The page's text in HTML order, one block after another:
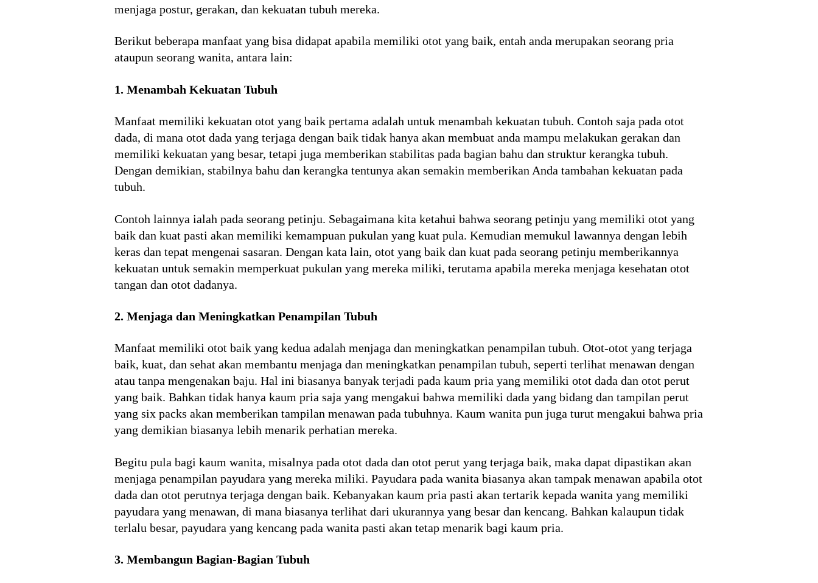
menjaga postur, gerakan, dan kekuatan tubuh mereka.
Berikut beberapa manfaat yang bisa didapat apabila memiliki otot yang baik, entah anda merupakan seorang pria
ataupun seorang wanita, antara lain:
1. Menambah Kekuatan Tubuh
Manfaat memiliki kekuatan otot yang baik pertama adalah untuk menambah kekuatan tubuh. Contoh saja pada otot
dada, di mana otot dada yang terjaga dengan baik tidak hanya akan membuat anda mampu melakukan gerakan dan
memiliki kekuatan yang besar, tetapi juga memberikan stabilitas pada bagian bahu dan struktur kerangka tubuh.
Dengan demikian, stabilnya bahu dan kerangka tentunya akan semakin memberikan Anda tambahan kekuatan pada
tubuh.
Contoh lainnya ialah pada seorang petinju. Sebagaimana kita ketahui bahwa seorang petinju yang memiliki otot yang
baik dan kuat pasti akan memiliki kemampuan pukulan yang kuat pula. Kemudian memukul lawannya dengan lebih
keras dan tepat mengenai sasaran. Dengan kata lain, otot yang baik dan kuat pada seorang petinju memberikannya
kekuatan untuk semakin memperkuat pukulan yang mereka miliki, terutama apabila mereka menjaga kesehatan otot
tangan dan otot dadanya.
2. Menjaga dan Meningkatkan Penampilan Tubuh
Manfaat memiliki otot baik yang kedua adalah menjaga dan meningkatkan penampilan tubuh. Otot-otot yang terjaga
baik, kuat, dan sehat akan membantu menjaga dan meningkatkan penampilan tubuh, seperti terlihat menawan dengan
atau tanpa mengenakan baju. Hal ini biasanya banyak terjadi pada kaum pria yang memiliki otot dada dan otot perut
yang baik. Bahkan tidak hanya kaum pria saja yang mengakui bahwa memiliki dada yang bidang dan tampilan perut
yang six packs akan memberikan tampilan menawan pada tubuhnya. Kaum wanita pun juga turut mengakui bahwa pria
yang demikian biasanya lebih menarik perhatian mereka.
Begitu pula bagi kaum wanita, misalnya pada otot dada dan otot perut yang terjaga baik, maka dapat dipastikan akan
menjaga penampilan payudara yang mereka miliki. Payudara pada wanita biasanya akan tampak menawan apabila otot
dada dan otot perutnya terjaga dengan baik. Kebanyakan kaum pria pasti akan tertarik kepada wanita yang memiliki
payudara yang menawan, di mana biasanya terlihat dari ukurannya yang besar dan kencang. Bahkan kalaupun tidak
terlalu besar, payudara yang kencang pada wanita pasti akan tetap menarik bagi kaum pria.
3. Membangun Bagian-Bagian Tubuh